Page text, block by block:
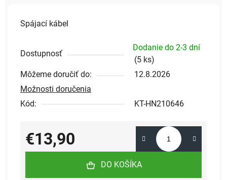
Spájací kábel
Dostupnosť
Dodanie do 2-3 dní
(5 ks)
Môžeme doručiť do:
12.8.2026
Možnosti doručenia
Kód:
KT-HN210646
€13,90
Jednotková cena:
DO KOŠÍKA